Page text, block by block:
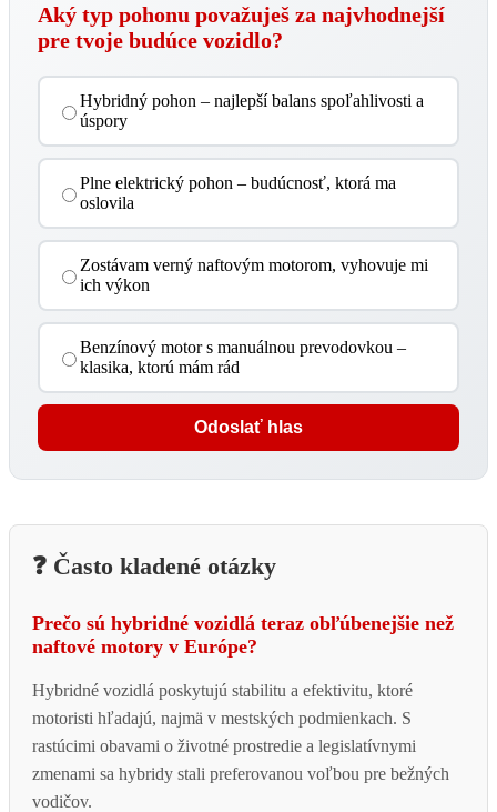
Aký typ pohonu považuješ za najvhodnejší
pre tvoje budúce vozidlo?
Hybridný pohon – najlepší balans spoľahlivosti a
úspory
Plne elektrický pohon – budúcnosť, ktorá ma
oslovila
Zostávam verný naftovým motorom, vyhovuje mi
ich výkon
Benzínový motor s manuálnou prevodovkou –
klasika, ktorú mám rád
Odoslať hlas
❓ Často kladené otázky
Prečo sú hybridné vozidlá teraz obľúbenejšie než
naftové motory v Európe?
Hybridné vozidlá poskytujú stabilitu a efektivitu, ktoré
motoristi hľadajú, najmä v mestských podmienkach. S
rastúcimi obavami o životné prostredie a legislatívnymi
zmenami sa hybridy stali preferovanou voľbou pre bežných
vodičov.